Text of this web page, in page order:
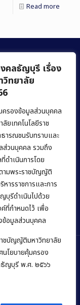
คลธัญบุรี เรื่อง
ทยาลัย
ครองข้อมูลส่วนบุคคล
ยเทคโนโลยีราช
ารณชนรับทราบและ
ส่วนบุคคล รวมถึง
ำเนินการโดย
ามพระราชบัญญัติ
ารราชการและการ
บุรีดำเนินไปด้วย
ที่กำหนดไว้ เพื่อ
ข้อมูลส่วนบุคคล
ชบัญญัติมหาวิทยาลัย
โยบายคุ้มครอง
ธัญบุรี พ.ศ. ๒๕๖๖
Read more
ทคโนโลยีราชมงคล